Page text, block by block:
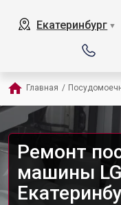
Екатеринбург ▼
Главная /
Ремонт
машины